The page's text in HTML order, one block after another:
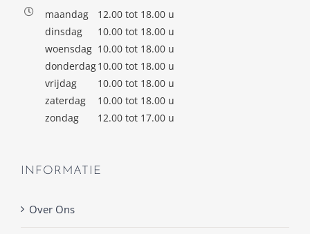
maandag
12.00 tot 18.00 u
dinsdag
10.00 tot 18.00 u
woensdag 10.00 tot 18.00 u
donderdag10.00 tot 18.00 u
vrijdag
10.00 tot 18.00 u
zaterdag
10.00 tot 18.00 u
zondag
12.00 tot 17.00 u
INFORMATIE
Over Ons